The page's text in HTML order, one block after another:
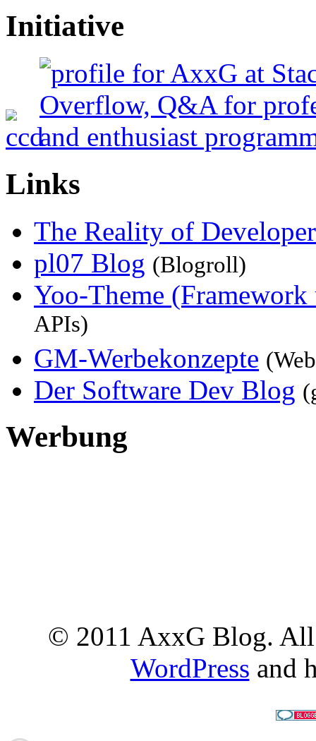
Initiative
Links
The Reality of
pl07 Blog (Blogroll)
Yoo-Theme (Framework
APIs)
GM-Werbekonzepte
Der Software Dev Blog
Werbung
© 2011 AxxG Blog. All
WordPress and